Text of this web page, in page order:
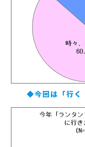
◆今回は「行く